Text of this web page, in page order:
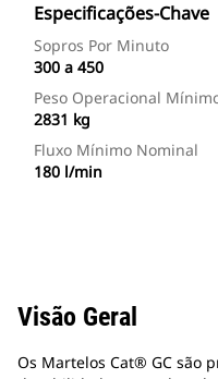
Especificações-Chave
Sopros Por Minuto
300 a 450
Peso Operacional
2831 kg
Fluxo Mínimo Nominal
180 l/min
Visão Geral
Os Martelos Cat® GC são